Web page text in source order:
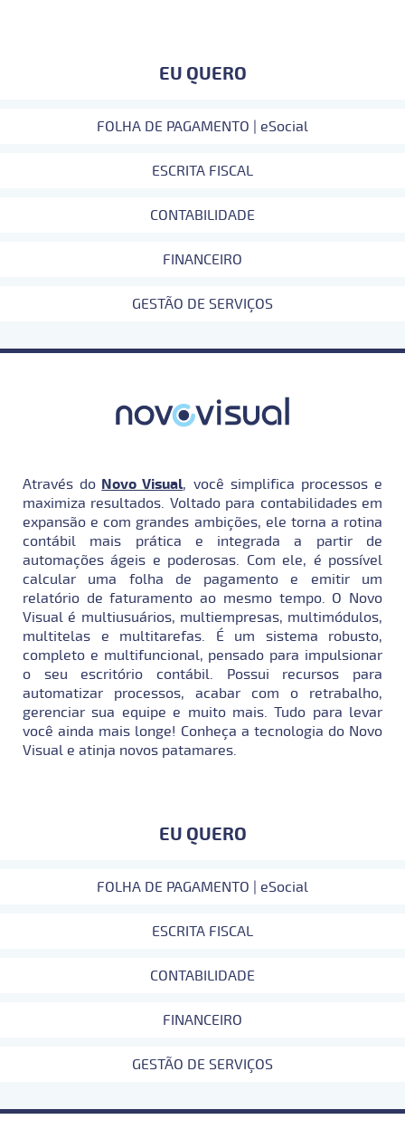
EU QUERO
FOLHA DE PAGAMENTO | eSocial
ESCRITA FISCAL
CONTABILIDADE
FINANCEIRO
GESTÃO DE SERVIÇOS
Através do Novo Visual, você simplifica processos e
maximiza resultados. Voltado para contabilidades em
expansão e com grandes ambições, ele torna a rotina
contábil mais prática e integrada a partir de
automações ágeis e poderosas. Com ele, é possível
calcular uma folha de pagamento e emitir um
relatório de faturamento ao mesmo tempo. O Novo
Visual é multiusuários, multiempresas, multimódulos,
multitelas e multitarefas. É um sistema robusto,
completo e multifuncional, pensado para impulsionar
o seu escritório contábil. Possui recursos para
automatizar processos, acabar com o retrabalho,
gerenciar sua equipe e muito mais. Tudo para levar
você ainda mais longe! Conheça a tecnologia do Novo
Visual e atinja novos patamares.
EU QUERO
FOLHA DE PAGAMENTO | eSocial
ESCRITA FISCAL
CONTABILIDADE
FINANCEIRO
GESTÃO DE SERVIÇOS